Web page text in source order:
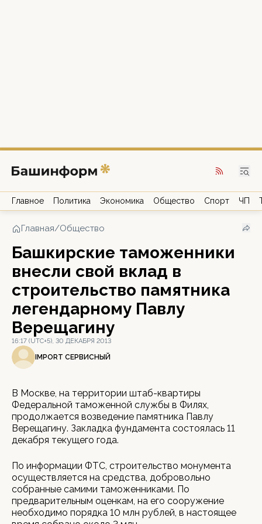
Главное Политика Экономика Общество Спорт ЧП
Главная/Общество
Башкирские таможенники
внесли свой вклад в
строительство памятника
легендарному Павлу
Верещагину
16:17 (UTC+5), 30 ДЕКАБРЯ 2013
IMPORT СЕРВИСНЫЙ
В Москве, на территории штаб-квартиры
Федеральной таможенной службы в Филях,
продолжается возведение памятника Павлу
Верещагину. Закладка фундамента состоялась 11
декабря текущего года.
По информации ФТС, строительство монумента
осуществляется на средства, добровольно
собранные самими таможенниками. По
предварительным оценкам, на его сооружение
необходимо порядка 10 млн рублей, в настоящее